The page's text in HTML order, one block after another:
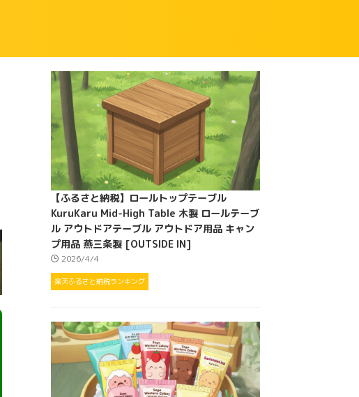
【ふるさと納税】ロールトップテーブル
KuruKaru Mid-High Table 木製 ロールテーブ
ル アウトドアテーブル アウトドア用品 キャン
プ用品 燕三条製 [OUTSIDE IN]
2026/4/4
楽天ふるさと納税ランキング